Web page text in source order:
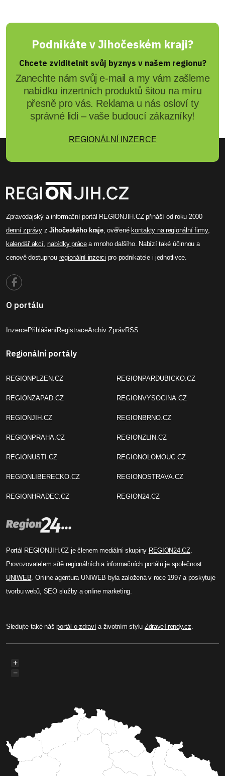
Podnikáte v Jihočeském kraji?
Chcete zviditelnit svůj byznys v našem regionu?
Zanechte nám svůj e-mail a my vám zašleme
nabídku inzertních produktů šitou na míru
přesně pro vás. Reklama u nás osloví ty
správné lidi – vaše budoucí zákazníky!
REGIONÁLNÍ INZERCE
Zpravodajský a informační portál REGIONJIH.CZ přináší od roku 2000
denní zprávyzJihočeského kraje, ověřené kontakty na regionální firmy,
kalendář akcí,nabídky prácea mnoho dalšího. Nabízí také účinnou a
cenově dostupnou regionální inzerci pro podnikatele i jednotlivce.
O portálu
InzercePřihlášeníRegistraceArchiv ZprávRSS
Regionální portály
REGIONPLZEN.CZ
REGIONZAPAD.CZ
REGIONJIH.CZ
REGIONPRAHA.CZ
REGIONUSTI.CZ
REGIONLIBERECKO.CZ
REGIONHRADEC.CZ
REGIONPARDUBICKO.CZ
REGIONVYSOCINA.CZ
REGIONBRNO.CZ
REGIONZLIN.CZ
REGIONOLOMOUC.CZ
REGIONOSTRAVA.CZ
REGION24.CZ
Portál REGIONJIH.CZ je členem mediální skupiny REGION24.CZ.
Provozovatelem sítě regionálních a informačních portálů je společnost
UNIWEB . Online agentura UNIWEB byla založená v roce 1997 a poskytuje
tvorbu webů, SEO služby a online marketing.
Sledujte také nášportál o zdravía životním stylu ZdraveTrendy.cz
+
−